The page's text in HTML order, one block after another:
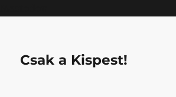
Csak a Kispest!